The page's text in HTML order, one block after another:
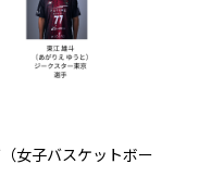
女子バスケットボー